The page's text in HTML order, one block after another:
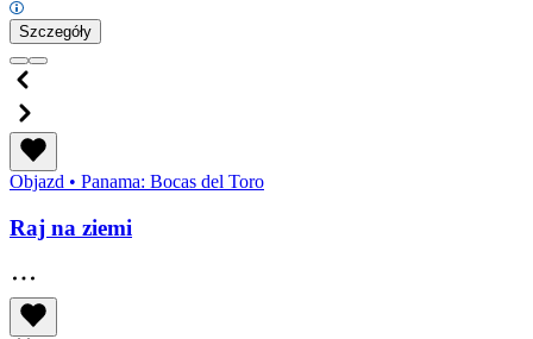
Szczegóły
Objazd • Panama: Bocas del Toro
Raj na ziemi